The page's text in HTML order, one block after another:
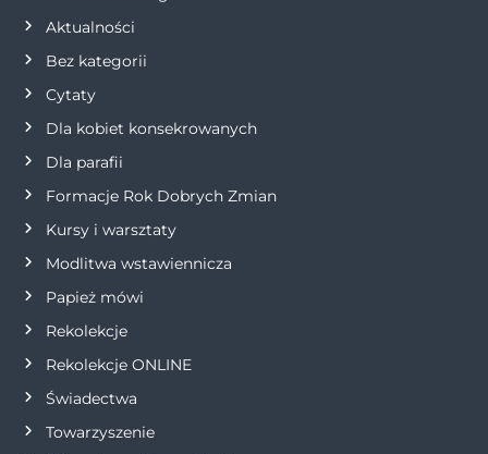
c
j
a
w
p
i
s
u
Aktualności
Bez kategorii
Cytaty
Dla kobiet konsekrowanych
Dla parafii
Formacje Rok Dobrych Zmian
Kursy i warsztaty
Modlitwa wstawiennicza
Papież mówi
Rekolekcje
Rekolekcje ONLINE
Świadectwa
Towarzyszenie